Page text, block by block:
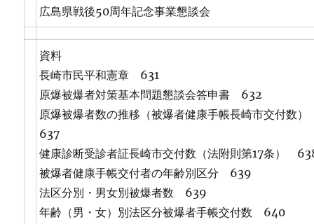
広島県戦後50周年記念事業懇談会
資料
長崎市民平和憲章 631
原爆被爆者対策基本問題懇談会答申書 632
原爆被爆者数の推移（被爆者健康手帳長崎市交付数
637
健康診断受診者証長崎市交付数（法附則第17条）
被爆者健康手帳交付者の年齢別区分 639
法区分別・男女別被爆者数 639
年齢（男・女）別法区分被爆者手帳交付数 640